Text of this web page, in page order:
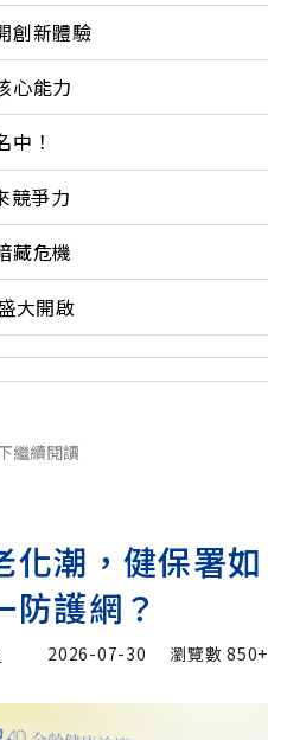
創新體驗
心能力
中！
競爭力
藏危機
大開啟
繼續閱讀
化潮，健保署如
防護網？
2026-07-30 瀏覽數850+